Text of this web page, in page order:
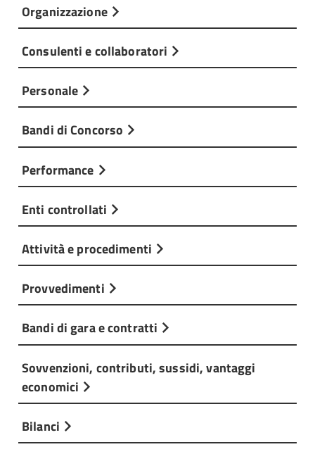
Organizzazione
Consulenti e collaboratori
Personale
Bandi di Concorso
Performance
Enti controllati
Attività e procedimenti
Provvedimenti
Bandi di gara e contratti
Sovvenzioni, contributi, sussidi, vantaggi
economici
Bilanci